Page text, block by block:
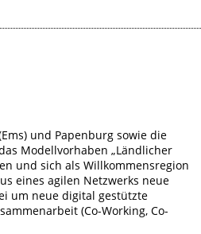
und Papenburg sowie die
Modellvorhaben „Ländlicher
und sich als Willkommensregion
eines agilen Netzwerks neue
um neue digital gestützte
(Co-Working, Co-